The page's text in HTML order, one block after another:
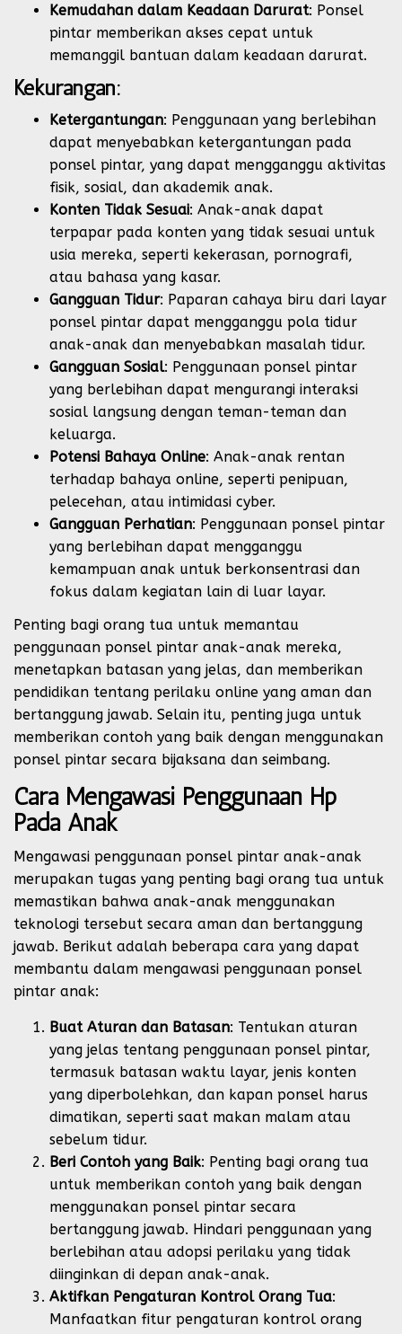
Kemudahan dalam Keadaan Darurat: Ponsel
pintar memberikan akses cepat untuk
memanggil bantuan dalam keadaan darurat.
Kekurangan:
Ketergantungan: Penggunaan yang berlebihan
dapat menyebabkan ketergantungan pada
ponsel pintar, yang dapat mengganggu aktivitas
fisik, sosial, dan akademik anak.
Konten Tidak Sesuai: Anak-anak dapat
terpapar pada konten yang tidak sesuai untuk
usia mereka, seperti kekerasan, pornografi,
atau bahasa yang kasar.
Gangguan Tidur: Paparan cahaya biru dari layar
ponsel pintar dapat mengganggu pola tidur
anak-anak dan menyebabkan masalah tidur.
Gangguan Sosial: Penggunaan ponsel pintar
yang berlebihan dapat mengurangi interaksi
sosial langsung dengan teman-teman dan
keluarga.
Potensi Bahaya Online: Anak-anak rentan
terhadap bahaya online, seperti penipuan,
pelecehan, atau intimidasi cyber.
Gangguan Perhatian: Penggunaan ponsel pintar
yang berlebihan dapat mengganggu
kemampuan anak untuk berkonsentrasi dan
fokus dalam kegiatan lain di luar layar.
Penting bagi orang tua untuk memantau
penggunaan ponsel pintar anak-anak mereka,
menetapkan batasan yang jelas, dan memberikan
pendidikan tentang perilaku online yang aman dan
bertanggung jawab. Selain itu, penting juga untuk
memberikan contoh yang baik dengan menggunakan
ponsel pintar secara bijaksana dan seimbang.
Cara Mengawasi Penggunaan Hp
Pada Anak
Mengawasi penggunaan ponsel pintar anak-anak
merupakan tugas yang penting bagi orang tua untuk
memastikan bahwa anak-anak menggunakan
teknologi tersebut secara aman dan bertanggung
jawab. Berikut adalah beberapa cara yang dapat
membantu dalam mengawasi penggunaan ponsel
pintar anak:
Buat Aturan dan Batasan: Tentukan aturan
yang jelas tentang penggunaan ponsel pintar,
termasuk batasan waktu layar, jenis konten
yang diperbolehkan, dan kapan ponsel harus
dimatikan, seperti saat makan malam atau
sebelum tidur.
Beri Contoh yang Baik: Penting bagi orang tua
untuk memberikan contoh yang baik dengan
menggunakan ponsel pintar secara
bertanggung jawab. Hindari penggunaan yang
berlebihan atau adopsi perilaku yang tidak
diinginkan di depan anak-anak.
Aktifkan Pengaturan Kontrol Orang Tua:
Manfaatkan fitur pengaturan kontrol orang